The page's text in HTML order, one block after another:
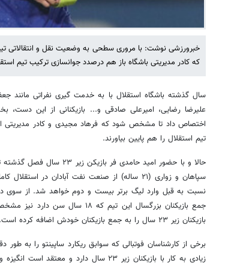
خبرورزشی نوشت: با مروری سطحی به وضعیت نقل و انتقالاتی
که کادر مدیریتی باشگاه باز هم درصدد جوانسازی ترکیب تیم
سال گذشته باشگاه استقلال با به خدمت گیری نفراتی مانند
اختصاص داد تا مشخص شود که فرهاد مجیدی و کادر مدیریتی
تیم استقلال را هم پایین بیاورند.
حالا و با حضور امید
سپاهان و زواری (۲۱ ساله) از صنعت نفت آبادان
نسبت به قبل وارد لیگ برتر بیست و دوم خواهد شد. از سوی
بازیکنان زیر ۲۳ سال را به جمع بازیکنان خودش اضافه کرده است.
برخی از کارشناسان فوتبالی که سوابق ریکارد ساپینتو را به طور
زیادی به کار با بازیکنان زیر ۲۳ سال دارد و